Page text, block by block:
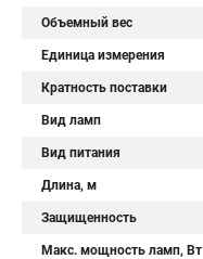
Объемный вес
Единица измерения
Кратность поставки
Вид ламп
Вид питания
Длина, м
Защищенность
Макс. мощность ламп, Вт